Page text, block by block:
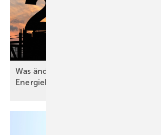
Was ändert sich im Jahr 2026 für die
Energieberaterbranche?